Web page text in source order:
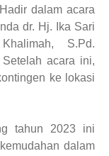
dalam acara
dr. Hj. Ika Sari
S.Pd.
acara ini,
ke lokasi
tahun 2023 ini
dalam